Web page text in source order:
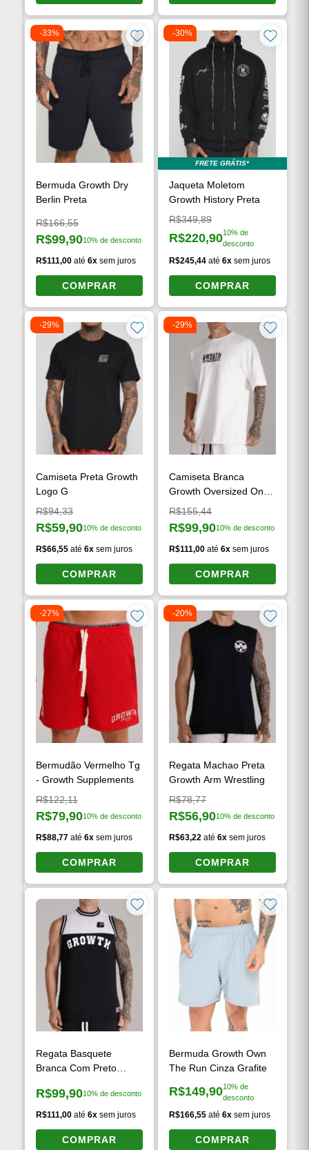
-33%
Bermuda Growth Dry
Berlin Preta
Preço original:
R$166,55
Preço à vista:
R$99,9010% de desconto
R$111,00 até6x sem juros
COMPRAR
-30%
FRETE GRÁTIS*
Jaqueta Moletom
Growth History Preta
Preço original:
R$349,89
Preço à vista:
R$220,9010% de
desconto
R$245,44 até 6x sem juros
COMPRAR
-29%
Camiseta Preta Growth
Logo G
Preço original:
R$94,33
Preço à vista:
R$59,9010% de desconto
R$66,55 até6x sem juros
COMPRAR
-29%
Camiseta Branca
Growth Oversized One
More Rep Off White
Preço original:
R$155,44
Preço à vista:
R$99,9010% de desconto
R$111,00 até 6x sem juros
COMPRAR
-27%
Bermudão Vermelho Tg
- Growth Supplements
Preço original:
R$122,11
Preço à vista:
R$79,9010% de desconto
R$88,77 até6x sem juros
COMPRAR
-20%
Regata Machao Preta
Growth Arm Wrestling
Preço original:
R$78,77
Preço à vista:
R$56,9010% de desconto
R$63,22 até 6x sem juros
COMPRAR
Regata Basquete
Branca Com Preto
Preço à vista:
R$99,9010% de desconto
R$111,00 até6x sem juros
COMPRAR
Bermuda Growth Own
The Run Cinza Grafite
Preço à vista:
R$149,9010% de
desconto
R$166,55 até 6x sem juros
COMPRAR